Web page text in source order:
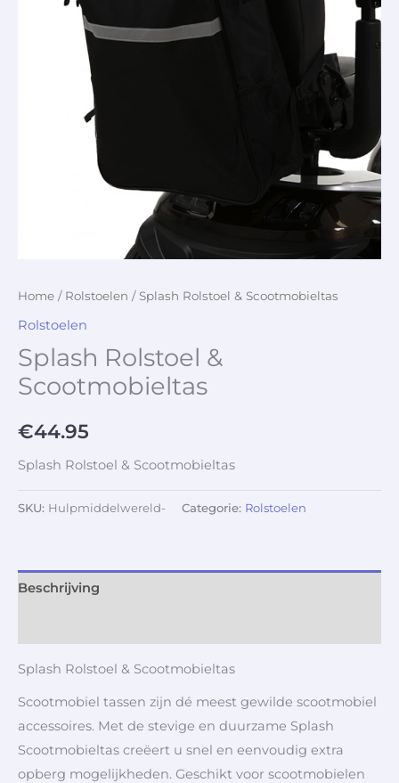
Home / Rolstoelen / Splash Rolstoel & Scootmobieltas
Rolstoelen
Splash Rolstoel &
Scootmobieltas
€44.95
Splash Rolstoel & Scootmobieltas
SKU: Hulpmiddelwereld- Categorie: Rolstoelen
Beschrijving
Splash Rolstoel & Scootmobieltas
Scootmobiel tassen zijn dé meest gewilde scootmobiel
accessoires. Met de stevige en duurzame Splash
Scootmobieltas creëert u snel en eenvoudig extra
opberg mogelijkheden. Geschikt voor scootmobielen